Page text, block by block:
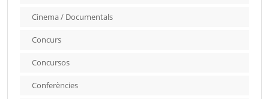
Cinema / Documentals
Concurs
Concursos
Conferències